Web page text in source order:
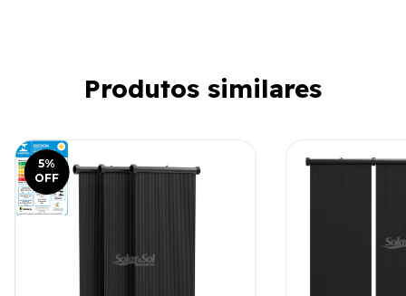
Produtos similares
5%
OFF